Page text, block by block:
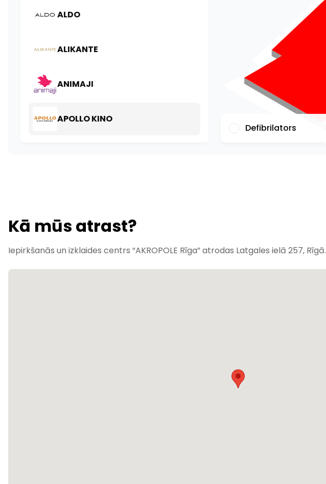
Defibrilators
Kā mūs atrast?
Iepirkšanās un izklaides centrs “AKROPOLE Rīga” atrodas Latgales ielā 257, Rīgā.